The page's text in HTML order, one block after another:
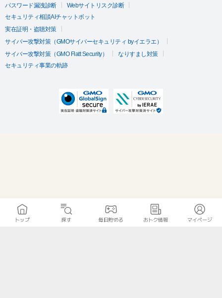
パスワード漏洩診断
Webサイトリスク診断
セキュリティ相談AIチャットボット
実在証明・盗聴対策
サイバー攻撃対策（GMOサイバーセキュリティ byイエラエ）
サイバー攻撃対策（GMO Flatt Security）
なりすまし対策
セキュリティ事業の軌跡
トップ 探す 毎日貯める おトク情報 マイページ